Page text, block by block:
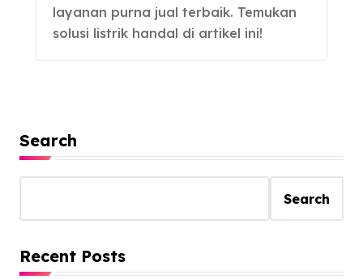
layanan purna jual terbaik. Temukan
solusi listrik handal di artikel ini!
Search
Search
Recent Posts